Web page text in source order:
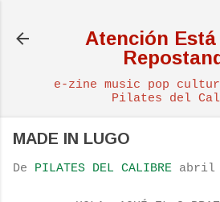
Atención Está
e-zine music pop
Pilates del
MADE IN LUGO
De PILATES DEL CALIBRE abril